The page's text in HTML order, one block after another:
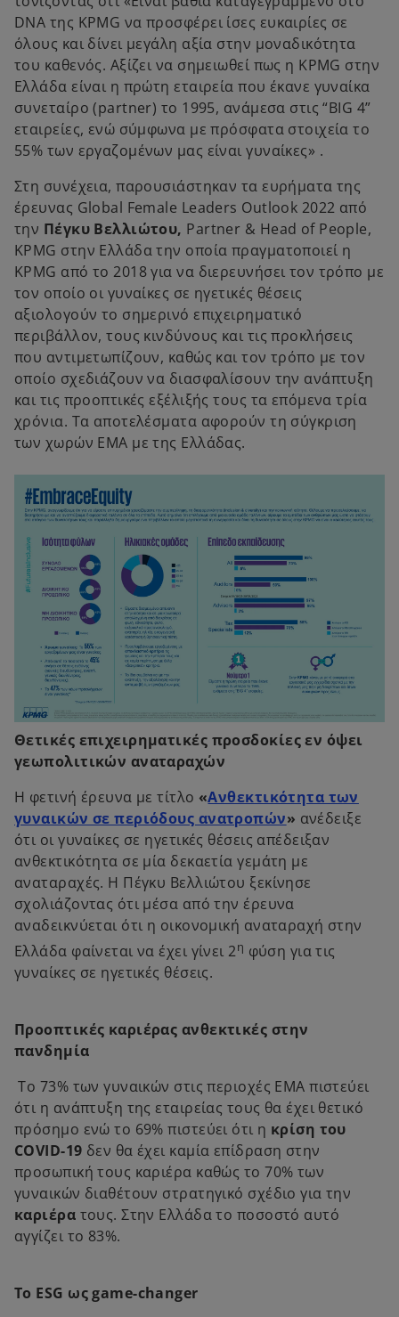
DNA της KPMG να προσφέρει ίσες ευκαιρίες σε
όλους και δίνει μεγάλη αξία στην μοναδικότητα
του καθενός. Αξίζει να σημειωθεί πως η KPMG στην
Ελλάδα είναι η πρώτη εταιρεία που έκανε γυναίκα
συνεταίρο (partner) το 1995, ανάμεσα στις “BIG 4”
εταιρείες, ενώ σύμφωνα με πρόσφατα στοιχεία το
55% των εργαζομένων μας είναι γυναίκες» .
Στη συνέχεια, παρουσιάστηκαν τα ευρήματα της
έρευνας Global Female Leaders Outlook 2022 από
την Πέγκυ Βελλιώτου, Partner & Head of People,
KPMG στην Ελλάδα την οποία πραγματοποιεί η
KPMG από το 2018 για να διερευνήσει τον τρόπο με
τον οποίο οι γυναίκες σε ηγετικές θέσεις
αξιολογούν το σημερινό επιχειρηματικό
περιβάλλον, τους κινδύνους και τις προκλήσεις
που αντιμετωπίζουν, καθώς και τον τρόπο με τον
οποίο σχεδιάζουν να διασφαλίσουν την ανάπτυξη
και τις προοπτικές εξέλιξής τους τα επόμενα τρία
χρόνια. Τα αποτελέσματα αφορούν τη σύγκριση
των χωρών ΕΜΑ με της Ελλάδας.
Θετικές επιχειρηματικές προσδοκίες εν όψει
γεωπολιτικών αναταραχών
Η φετινή έρευνα με τίτλο «Ανθεκτικότητα των
γυναικών σε περιόδους ανατροπώνo
p
e
n
s
i
n
a
w
b
» ανέδειξε
ότι οι γυναίκες σε ηγετικές θέσεις απέδειξαν
ανθεκτικότητα σε μία δεκαετία γεμάτη με
αναταραχές. Η Πέγκυ Βελλιώτου ξεκίνησε
σχολιάζοντας ότι μέσα από την έρευνα
αναδεικνύεται ότι η οικονομική αναταραχή στην
Ελλάδα φαίνεται να έχει γίνει 2η φύση για τις
γυναίκες σε ηγετικές θέσεις.
Προοπτικές καριέρας ανθεκτικές στην
πανδημία
Το 73% των γυναικών στις περιοχές ΕΜΑ πιστεύει
ότι η ανάπτυξη της εταιρείας τους θα έχει θετικό
πρόσημο ενώ το 69% πιστεύει ότι η κρίση του
COVID-19 δεν θα έχει καμία επίδραση στην
προσωπική τους καριέρα καθώς το 70% των
γυναικών διαθέτουν στρατηγικό σχέδιο για την
καριέρα τους. Στην Ελλάδα το ποσοστό αυτό
αγγίζει το 83%.
Το ESG ως game-changer